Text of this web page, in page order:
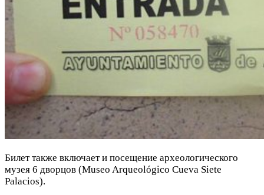
Билет также включает и посещение археологического
музея 6 дворцов (Museo Arqueológico Cueva Siete
Palacios).